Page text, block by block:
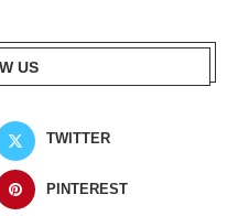
US
TWITTER
PINTEREST